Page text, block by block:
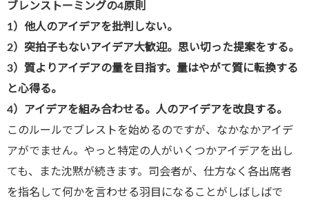
ブレンストーミングの4原則
1）他人のアイデアを批判しない。
2）突拍子もないアイデア大歓迎。思い切った提案をする。
3）質よりアイデアの量を目指す。量はやがて質に転換する
と心得る。
4）アイデアを組み合わせる。人のアイデアを改良する。
このルールでブレストを始めるのですが、なかなかアイデ
アがでません。やっと特定の人がいくつかアイデアを出し
ても、また沈黙が続きます。司会者が、仕方なく各出席者
を指名して何かを言わせる羽目になることがしばしばで